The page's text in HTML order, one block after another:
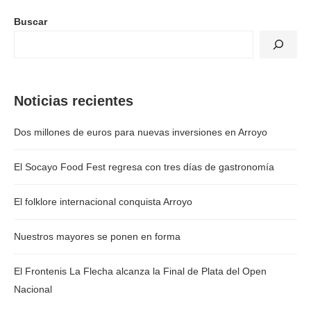
Buscar
Noticias recientes
Dos millones de euros para nuevas inversiones en Arroyo
El Socayo Food Fest regresa con tres días de gastronomía
El folklore internacional conquista Arroyo
Nuestros mayores se ponen en forma
El Frontenis La Flecha alcanza la Final de Plata del Open
Nacional